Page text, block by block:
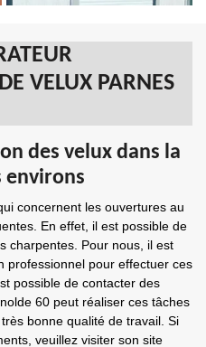
VELUX PARNES
des velux dans la
environs
concernent les ouvertures au
En effet, il est possible de
charpentes. Pour nous, il est
professionnel pour effectuer ces
possible de contacter des
60 peut réaliser ces tâches
bonne qualité de travail. Si
veuillez visiter son site